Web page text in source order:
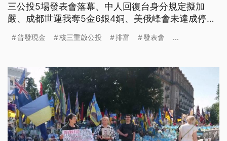
三公投5場發表會落幕、中人回復台身分規定擬加
嚴、成都世運我奪5金6銀4銅、美俄峰會未達成停
普發現金 核三重啟公投 排富 發表會 ...